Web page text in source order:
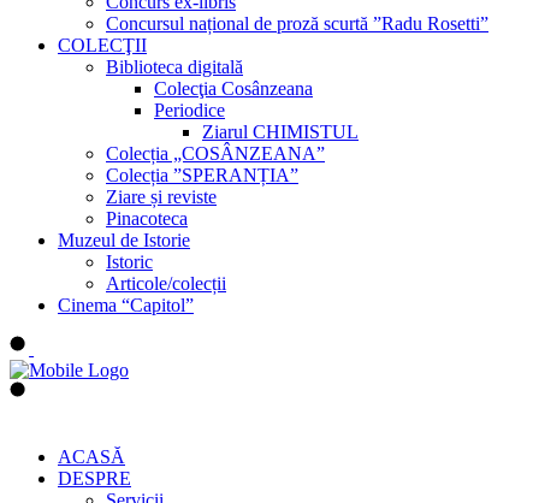
Concursul național de proză scurtă ”Radu Rosetti”
COLECŢII
Biblioteca digitală
Colecţia Cosânzeana
Periodice
Ziarul CHIMISTUL
Colecția „COSÂNZEANA”
Colecția ”SPERANȚIA”
Ziare și reviste
Pinacoteca
Muzeul de Istorie
Istoric
Articole/colecții
Cinema “Capitol”
ACASĂ
DESPRE